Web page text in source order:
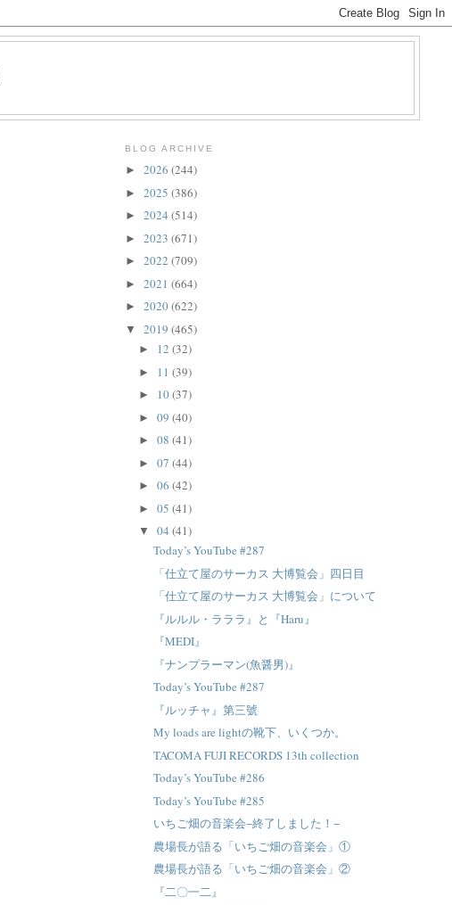
BLOG ARCHIVE
► 2026 (244)
► 2025 (386)
► 2024 (514)
► 2023 (671)
► 2022 (709)
► 2021 (664)
► 2020(622)
▼ 2019 (465)
► 12(32)
► 11(39)
► 10(37)
►09(40)
►08(41)
►07(44)
►06(42)
►05(41)
▼04(41)
Today’s YouTube #287
「仕立て屋のサーカス 大博覧会」四日目
「仕立て屋のサーカス 大博覧会」について
『ルルル・ラララ』と『Haru』
『MEDI』
『ナンプラーマン(魚醤男)』
Today’s YouTube #287
『ルッチャ』第三號
My loads are lightの靴下、いくつか。
TACOMA FUJI RECORDS 13th collection
Today’s YouTube #286
Today’s YouTube #285
いちご畑の音楽会−終了しました！−
農場長が語る「いちご畑の音楽会」①
農場長が語る「いちご畑の音楽会」②
『二〇一二』